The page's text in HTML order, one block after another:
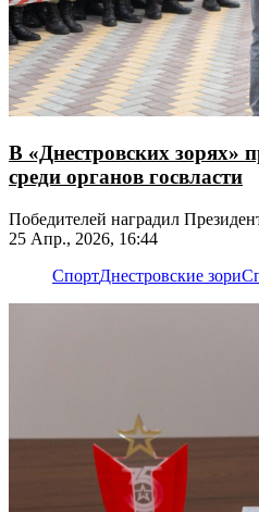
В «Днестровских зорях»
среди органов госвласти
Победителей наградил
25 Апр., 2026, 16:44
СпортДнестровские зори